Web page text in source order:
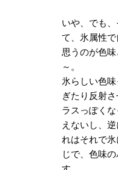
いや、でも
て、氷属性
思うのが色味
～。
氷らしい色
ぎたり反射
ラスっぽく
えないし、
れはそれで
じで、 色味の